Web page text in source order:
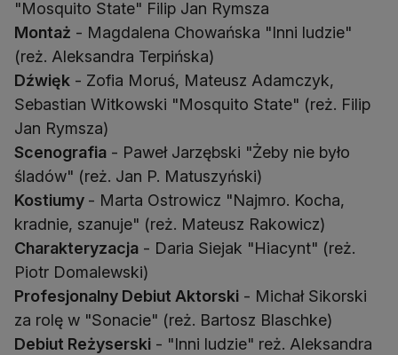
Montaż - Magdalena Chowańska "Inni ludzie"
Dźwięk - Zofia Moruś, Mateusz Adamczyk,
Sebastian Witkowski "Mosquito State" (reż. Filip
Scenografia - Paweł Jarzębski "Żeby nie było
Kostiumy - Marta Ostrowicz "Najmro. Kocha,
Charakteryzacja - Daria Siejak "Hiacynt" (reż.
Profesjonalny Debiut Aktorski - Michał Sikorski
Debiut Reżyserski - "Inni ludzie" reż. Aleksandra